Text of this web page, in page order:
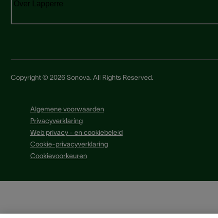
Over Lapperre
Copyright © 2026 Sonova. All Rights Reserved.
Algemene voorwaarden
Privacyverklaring
Web privacy - en cookiebeleid
Cookie-privacyverklaring
Cookievoorkeuren